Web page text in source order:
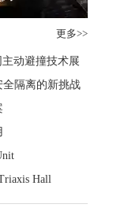
更多>>
动避撞技术展
隔离的新挑战
Hall